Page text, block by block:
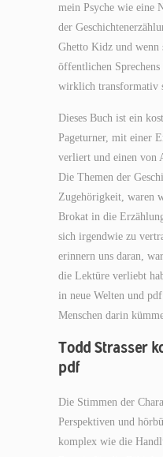
mein Psyche wie eine
der
Ghetto Kidz und wenn
öffentlichen
wirklich transformativ
Dieses Buch ist ein
Pageturner, mit einer
verliert und einen von
Die Themen der
Zugehörigkeit, waren
Brokat in die
sich irgendwie zu
erinnern uns daran,
die Lektüre verliebt
in neue Welten und
Menschen darin
Todd Strasser
pdf
Die Stimmen der
Perspektiven und
komplex wie die